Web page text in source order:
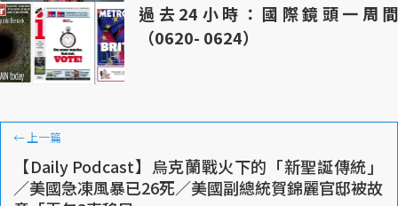
過去24小時：國際鏡頭一周間
（0620- 0624）
← 上一篇
【Daily Podcast】烏克蘭戰火下的「新聖誕傳統」
／美國急凍風暴已26死／美國副總統賀錦麗官邸被故